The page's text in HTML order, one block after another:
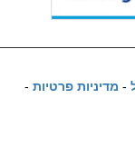
- מדיניות פרטיות -